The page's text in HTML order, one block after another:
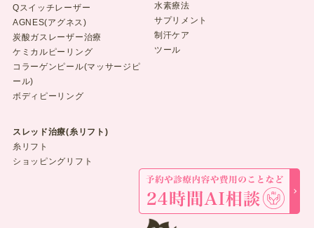
Qスイッチレーザー
AGNES(アグネス)
炭酸ガスレーザー治療
ケミカルピーリング
コラーゲンピール(マッサージピ
ール)
ボディピーリング
スレッド治療(糸リフト)
糸リフト
ショッピングリフト
水素療法
サプリメント
制汗ケア
ツール